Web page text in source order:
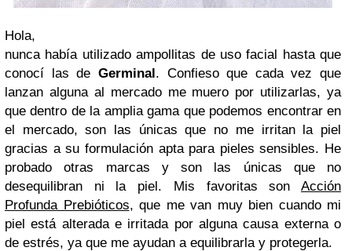
Hola,
nunca había utilizado ampollitas de uso facial hasta que
conocí las de Germinal. Confieso que cada vez que
lanzan alguna al mercado me muero por utilizarlas, ya
que dentro de la amplia gama que podemos encontrar en
el mercado, son las únicas que no me irritan la piel
gracias a su formulación apta para pieles sensibles. He
probado otras marcas y son las únicas que no
desequilibran ni la piel. Mis favoritas son Acción
Profunda Prebióticos, que me van muy bien cuando mi
piel está alterada e irritada por alguna causa externa o
de estrés, ya que me ayudan a equilibrarla y protegerla.